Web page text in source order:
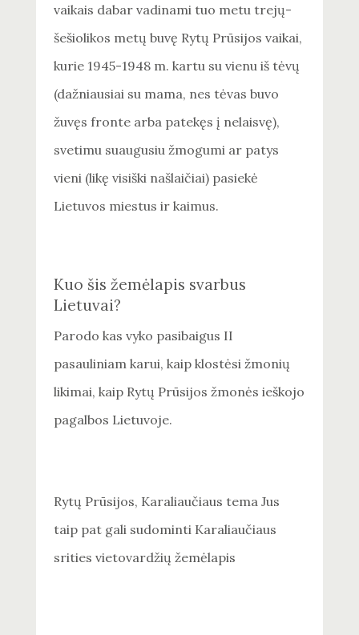
vaikais dabar vadinami tuo metu trejų-
šešiolikos metų buvę Rytų Prūsijos vaikai,
kurie 1945-1948 m. kartu su vienu iš tėvų
(dažniausiai su mama, nes tėvas buvo
žuvęs fronte arba patekęs į nelaisvę),
svetimu suaugusiu žmogumi ar patys
vieni (likę visiški našlaičiai) pasiekė
Lietuvos miestus ir kaimus.
Kuo šis žemėlapis svarbus
Lietuvai?
Parodo kas vyko pasibaigus II
pasauliniam karui, kaip klostėsi žmonių
likimai, kaip Rytų Prūsijos žmonės ieškojo
pagalbos Lietuvoje.
Rytų Prūsijos, Karaliaučiaus tema Jus
taip pat gali sudominti Karaliaučiaus
srities vietovardžių žemėlapis